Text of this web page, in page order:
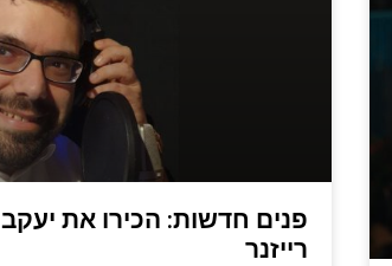
פנים חדשות: הכירו את יעקב
רייזנר